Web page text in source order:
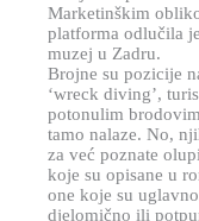
Marketinškim
platforma odlučila
muzej u Zadru.
Brojne su pozicije
‘wreck diving’,
potonulim
tamo nalaze. No,
za već poznate
koje su opisane u
one koje su
djelomično ili